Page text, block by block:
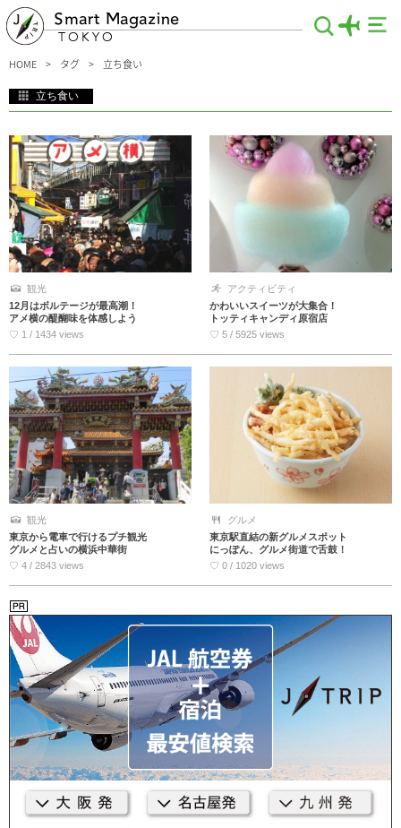
Smart Magazine
TOKYO
HOME タグ 立ち食い
立ち食い
で新鮮なネタを驚きの価格で食べられるお寿司屋さんをはじめ、食べ歩きには欠か
せない横浜中華街、一度は独特の雰囲気を味わってみたいアメ横商店街など、おい
しくてお財布にもやさしいスポットがたくさん。ぜひチェックしてください。
観光
12月はボルテージが最高潮！
アメ横の醍醐味を体感しよう
♡ 1 / 1434 views
アクティビティ
かわいいスイーツが大集合！
トッティキャンディ原宿店
♡ 5 / 5925 views
観光
東京から電車で行けるプチ観光
グルメと占いの横浜中華街
♡ 4 / 2843 views
グルメ
東京駅直結の新グルメスポット
にっぽん、グルメ街道で舌鼓！
♡ 0 / 1020 views